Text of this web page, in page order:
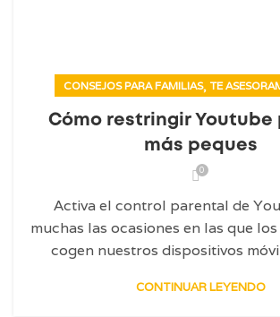
CONSEJOS PARA FAMILIAS, TE
Cómo restringir Youtube
más peques
0
Activa el control parental de
muchas las ocasiones en las que
cogen nuestros dispositivos
CONTINUAR LEYENDO